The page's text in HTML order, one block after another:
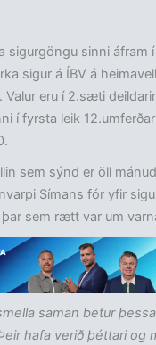
sigurgöngu sinni áfram
sigur á ÍBV á
Valur eru í 2.sæti
í fyrsta leik
sem sýnd er öll
Símans fór yfir
sem rætt var um
saman betur
hafa verið þéttari og